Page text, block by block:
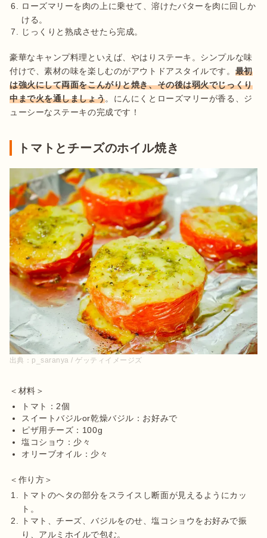
ローズマリーを肉の上に乗せて、溶けたバターを肉に回しか
ける。
じっくりと熟成させたら完成。
豪華なキャンプ料理といえば、やはりステーキ。シンプルな味
付けで、素材の味を楽しむのがアウトドアスタイルです。 最初
は強火にして両面をこんがりと焼き、その後は弱火でじっくり
中まで火を通しましょう。にんにくとローズマリーが香る、ジ
ューシーなステーキの完成です！
トマトとチーズのホイル焼き
出典： p_saranya / ゲッティイメージズ
トマト：2個
スイートバジルor乾燥バジル：お好みで
ピザ用チーズ：100g
塩コショウ：少々
オリーブオイル：少々
トマトのヘタの部分をスライスし断面が見えるようにカッ
ト。
トマト、チーズ、バジルをのせ、塩コショウをお好みで振
り、アルミホイルで包む。